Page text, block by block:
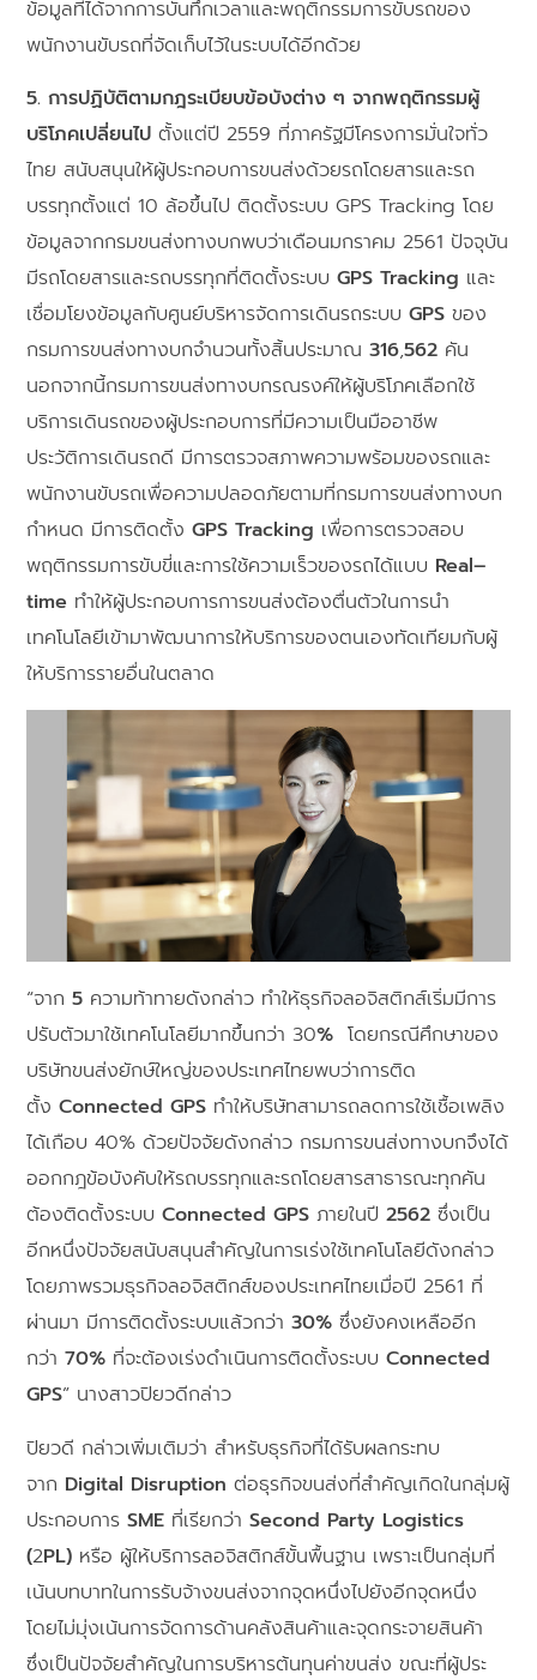
ข้อมูลที่ได้จากการบันทึกเวลาและพฤติกรรมการขับรถของ
พนักงานขับรถที่จัดเก็บไว้ในระบบได้อีกด้วย
5. การปฏิบัติตามกฎระเบียบข้อบังต่าง ๆ จากพฤติกรรมผู้
บริโภคเปลี่ยนไป ตั้งแต่ปี 2559 ที่ภาครัฐมีโครงการมั่นใจทั่ว
ไทย สนับสนุนให้ผู้ประกอบการขนส่งด้วยรถโดยสารและรถ
บรรทุกตั้งแต่ 10 ล้อขึ้นไป ติดตั้งระบบ GPS Tracking โดย
ข้อมูลจากกรมขนส่งทางบกพบว่าเดือนมกราคม 2561 ปัจจุบัน
มีรถโดยสารและรถบรรทุกที่ติดตั้งระบบGPS Tracking และ
เชื่อมโยงข้อมูลกับศูนย์บริหารจัดการเดินรถระบบGPSของ
กรมการขนส่งทางบกจำนวนทั้งสิ้นประมาณ316,562 คัน
นอกจากนี้กรมการขนส่งทางบกรณรงค์ให้ผู้บริโภคเลือกใช้
บริการเดินรถของผู้ประกอบการที่มีความเป็นมืออาชีพ
ประวัติการเดินรถดี มีการตรวจสภาพความพร้อมของรถและ
พนักงานขับรถเพื่อความปลอดภัยตามที่กรมการขนส่งทางบก
กำหนด มีการติดตั้งGPS Tracking เพื่อการตรวจสอบ
พฤติกรรมการขับขี่และการใช้ความเร็วของรถได้แบบ Real–
time ทำให้ผู้ประกอบการการขนส่งต้องตื่นตัวในการนำ
เทคโนโลยีเข้ามาพัฒนาการให้บริการของตนเองทัดเทียมกับผู้
ให้บริการรายอื่นในตลาด
“จาก5 ความท้าทายดังกล่าว ทำให้ธุรกิจลอจิสติกส์เริ่มมีการ
ปรับตัวมาใช้เทคโนโลยีมากขึ้นกว่า 30% โดยกรณีศึกษาของ
บริษัทขนส่งยักษ์ใหญ่ของประเทศไทยพบว่าการติด
ตั้งConnected GPS ทำให้บริษัทสามารถลดการใช้เชื้อเพลิง
ได้เกือบ 40% ด้วยปัจจัยดังกล่าว กรมการขนส่งทางบกจึงได้
ออกกฎข้อบังคับให้รถบรรทุกและรถโดยสารสาธารณะทุกคัน
ต้องติดตั้งระบบConnected GPSภายในปี2562ซึ่งเป็น
อีกหนึ่งปัจจัยสนับสนุนสำคัญในการเร่งใช้เทคโนโลยีดังกล่าว
โดยภาพรวมธุรกิจลอจิสติกส์ของประเทศไทยเมื่อปี 2561 ที่
ผ่านมา มีการติดตั้งระบบแล้วกว่า30%ซึ่งยังคงเหลืออีก
กว่า70% ที่จะต้องเร่งดำเนินการติดตั้งระบบConnected
GPS” นางสาวปิยวดีกล่าว
ปิยวดี กล่าวเพิ่มเติมว่า สำหรับธุรกิจที่ได้รับผลกระทบ
จาก Digital Disruption ต่อธุรกิจขนส่งที่สำคัญเกิดในกลุ่มผู้
ประกอบการSME ที่เรียกว่าSecond Party Logistics
(2PL) หรือ ผู้ให้บริการลอจิสติกส์ขั้นพื้นฐาน เพราะเป็นกลุ่มที่
เน้นบทบาทในการรับจ้างขนส่งจากจุดหนึ่งไปยังอีกจุดหนึ่ง
โดยไม่มุ่งเน้นการจัดการด้านคลังสินค้าและจุดกระจายสินค้า
ซึ่งเป็นปัจจัยสำคัญในการบริหารต้นทุนค่าขนส่ง ขณะที่ผู้ประ